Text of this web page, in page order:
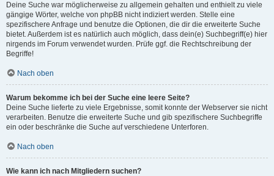
Deine Suche war möglicherweise zu allgemein gehalten und enthielt zu viele
gängige Wörter, welche von phpBB nicht indiziert werden. Stelle eine
spezifischere Anfrage und benutze die Optionen, die dir die erweiterte Suche
bietet. Außerdem ist es natürlich auch möglich, dass dein(e) Suchbegriff(e) hier
nirgends im Forum verwendet wurden. Prüfe ggf. die Rechtschreibung der
Begriffe!
Nach oben
Warum bekomme ich bei der Suche eine leere Seite?
Deine Suche lieferte zu viele Ergebnisse, somit konnte der Webserver sie nicht
verarbeiten. Benutze die erweiterte Suche und gib spezifischere Suchbegriffe
ein oder beschränke die Suche auf verschiedene Unterforen.
Nach oben
Wie kann ich nach Mitgliedern suchen?